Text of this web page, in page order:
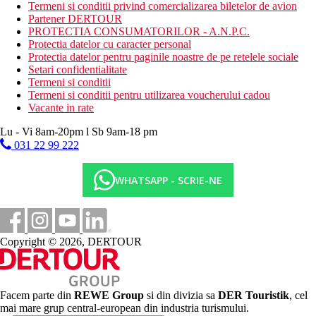
Wi-Fi (gratuit la receptie si in zona hotelului)
piscina (sezlonguri si umbrele gratuite)
jacuzzi
colt de internet (gratuit)
camera comuna cu televizor
biblioteca
casa de schimb valutar
loc de joaca
loc de parcare (gratuit, in limita disponibilitatii)
Descrierea plajei
o plaja mai mica cu nisip si pietris este situata chiar langa
uneori pietre la intrarea in mare – se recomanda pantofi de
sezlonguri si umbrele gratuite pe gazonul din imediata
apropiere a plajei
Activitati contra cost
masaje
inchirieri auto
Mic dejun
Bufet mic dejun
Termeni si conditii privind comercializarea biletelor de avion
Partener DERTOUR
PROTECTIA CONSUMATORILOR - A.N.P.C.
Protectia datelor cu caracter personal
Protectia datelor pentru paginile noastre de pe retelele sociale
Setari confidentialitate
Termeni si conditii
Termeni si conditii pentru utilizarea voucherului cadou
Vacante in rate
Lu - Vi 8am-20pm l Sb 9am-18 pm
031 22 99 222
WHATSAPP - SCRIE-NE
Copyright © 2026, DERTOUR
Facem parte din REWE Group si din divizia sa DER Touristik, cel
mai mare grup central-european din industria turismului.